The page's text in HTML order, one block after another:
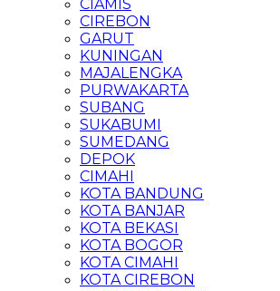
CIAMIS
CIREBON
GARUT
KUNINGAN
MAJALENGKA
PURWAKARTA
SUBANG
SUKABUMI
SUMEDANG
DEPOK
CIMAHI
KOTA BANDUNG
KOTA BANJAR
KOTA BEKASI
KOTA BOGOR
KOTA CIMAHI
KOTA CIREBON